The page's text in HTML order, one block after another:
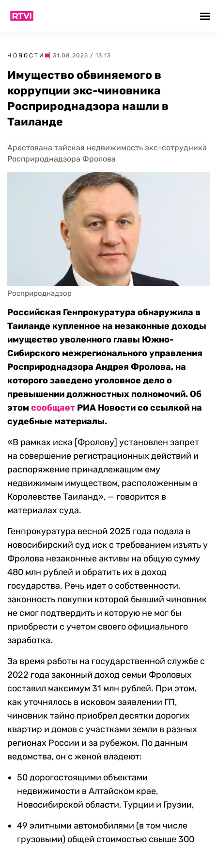
НОВОСТИ | 31.08.2025 / 13:13
Имущество обвиняемого в
коррупции экс-чиновника
Росприроднадзора нашли в
Таиланде
Арестована тайская недвижимость экс-сотрудника
Росприроднадзора Фролова
Росприроднадзор
Российская Генпрокуратура обнаружила в
Таиланде купленное на незаконные доходы
имущество уволенного главы Южно-
Сибирского межрегионального управления
Росприроднадзора Андрея Фролова, на
которого заведено уголовное дело о
превышении должностных полномочий. Об
этом сообщает РИА Новости со ссылкой на
судебные материалы.
«В рамках иска [Фролову] установлен запрет
на совершение регистрационных действий и
распоряжение принадлежащим ему
недвижимым имуществом, расположенным в
Королевстве Таиланд», — говорится в
материалах суда.
Генпрокуратура весной 2025 года подала в
новосибирский суд иск с требованием изъять у
Фролова незаконные активы на общую сумму
480 млн рублей и обратить их в доход
государства. Речь идет о собственности,
законность покупки которой бывший чиновник
не смог подтвердить и которую не мог бы
приобрести с учетом своего официального
заработка.
За время работы на государственной службе с
2022 года законный доход семьи Фроловых
составил максимум 31 млн рублей. При этом,
как уточнялось в исковом заявлении ГП,
чиновник тайно приобрел десятки дорогих
квартир и домов с участками земли в разных
регионах России и за рубежом. По данным
ведомства, он с женой владеют:
50 дорогостоящими объектами
недвижимости в Алтайском крае,
Новосибирской области, Турции и Грузии,
49 элитными автомобилями (в том числе
грузовыми) общей стоимостью свыше 300